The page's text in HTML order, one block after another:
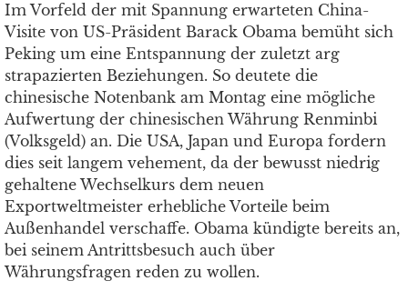
Im Vorfeld der mit Spannung erwarteten China-
Visite von US-Präsident Barack Obama bemüht sich
Peking um eine Entspannung der zuletzt arg
strapazierten Beziehungen. So deutete die
chinesische Notenbank am Montag eine mögliche
Aufwertung der chinesischen Währung Renminbi
(Volksgeld) an. Die USA, Japan und Europa fordern
dies seit langem vehement, da der bewusst niedrig
gehaltene Wechselkurs dem neuen
Exportweltmeister erhebliche Vorteile beim
Außenhandel verschaffe. Obama kündigte bereits an,
bei seinem Antrittsbesuch auch über
Währungsfragen reden zu wollen.